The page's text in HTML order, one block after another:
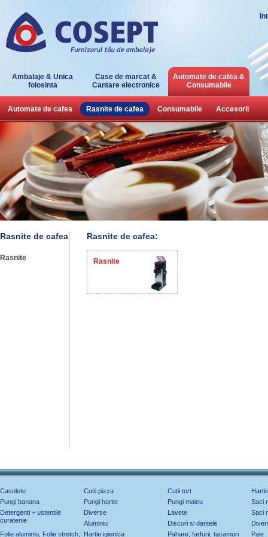
Ambalaje & Unica
folosinta
Case de marcat &
Cantare electronice
Automate de cafea &
Consumabile
Automate de cafea Rasnite de cafea Consumabile Accesorii
Rasnite de cafea
Rasnite
Rasnite de cafea:
Rasnite
Casolete Cutii pizza Cutii tort
Pungi banana
Pungi hartie Pungi maieu
Saci
Detergenti + ustentile
curatenie
Diverse Lavete
Saci
Aluminiu
Discuri si dantele
Folie aluminiu, Folie stretch,
Hartie igienica Pahare, farfurii, tacamuri
Paie